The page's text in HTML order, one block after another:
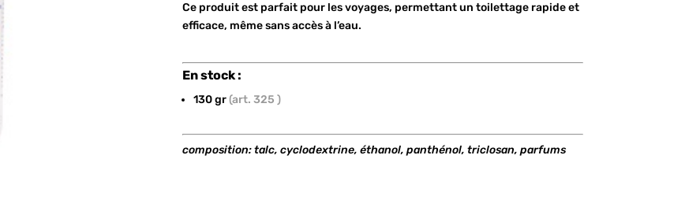
Ce produit est parfait pour les voyages, permettant un toilettage rapide et
efficace, même sans accès à l’eau.
En stock :
130 gr(art. 325 )
composition: talc, cyclodextrine, éthanol, panthénol, triclosan, parfums